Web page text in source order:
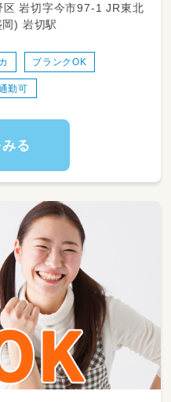
各学校お迎え
送迎
え
送迎
、記録などの業務
切字今市97-1 JR東北
岡) 岩切駅
ブランクOK
勤可
る